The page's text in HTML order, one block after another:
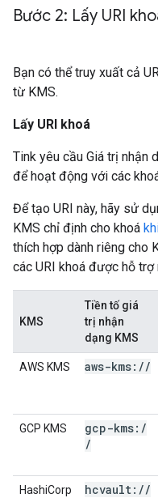
Bước 2: Lấy URI
Bạn có thể truy xuất cả
từ KMS.
Lấy URI khoá
Tink yêu cầu Giá trị nhận
để hoạt động với các
Để tạo URI này, hãy sử
KMS chỉ định cho khoá
thích hợp dành riêng cho
các URI khoá được hỗ
KMS
Tiền tố giá
trị nhận
dạng KMS
AWS KMS aws-kms: //
GCP KMS gcp-kms: /
/
HashiCorp
hcvault: //